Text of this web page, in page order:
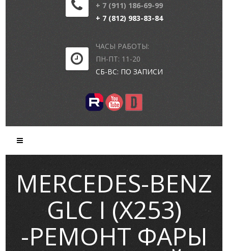
+ 7 (911) 186-69-99
+ 7 (812) 983-83-84
ЧАСЫ РАБОТЫ:
ПН-ПТ: 11-20
СБ-ВС: ПО ЗАПИСИ
MERCEDES-BENZ
GLC I (X253)
-РЕМОНТ ФАРЫ